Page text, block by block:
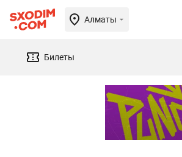
Алматы
Билеты